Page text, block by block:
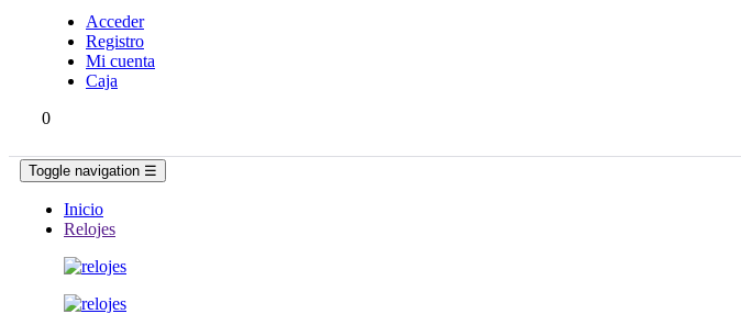
Acceder
Registro
Mi cuenta
Caja
0
Toggle navigation ☰
Inicio
Relojes